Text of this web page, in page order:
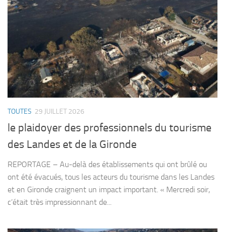
TOUTES 29 JUILLET 2026
le plaidoyer des professionnels du tourisme
des Landes et de la Gironde
REPORTAGE – Au-delà des établissements qui ont brûlé ou
ont été évacués, tous les acteurs du tourisme dans les Landes
et en Gironde craignent un impact important. « Mercredi soir,
c’était très impressionnant de...